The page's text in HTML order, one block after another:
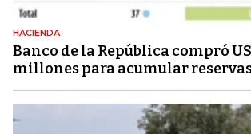
HACIENDA
Banco de la República compró
millones para acumular